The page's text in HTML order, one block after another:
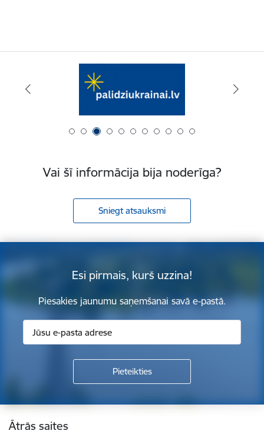
Vai šī informācija bija noderīga?
Sniegt atsauksmi
Esi pirmais, kurš uzzina!
Piesakies jaunumu saņemšanai savā e-pastā.
Kājene
Ātrās saites